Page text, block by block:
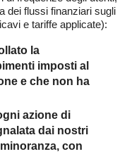
dei flussi finanziari sugli
e tariffe applicate):
la
imposti al
e che non ha
azione di
dai nostri
con